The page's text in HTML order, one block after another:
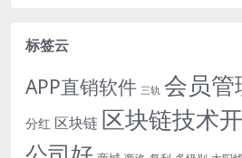
标签云
APP直销软件 三轨 会员管
分红 区块链 区块链技术